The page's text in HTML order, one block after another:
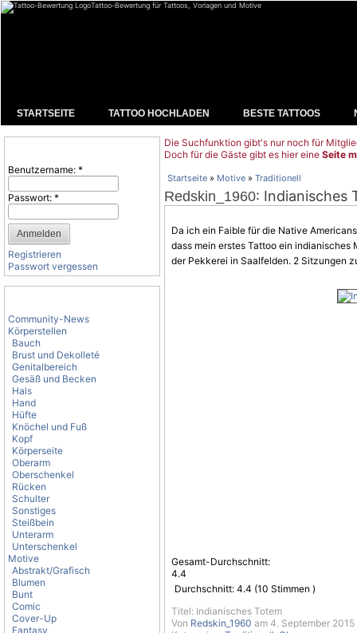
Tattoo-Bewertung für Tattoos, Vorlagen und Motive
STARTSEITE TATTOO HOCHLADEN BESTE TATTOOS
Benutzername: *
Passwort: *
Registrieren
Passwort vergessen
Community-News
Körperstellen
Bauch
Brust und Dekolleté
Genitalbereich
Gesäß und Becken
Hals
Hand
Hüfte
Knöchel und Fuß
Kopf
Körperseite
Oberarm
Oberschenkel
Rücken
Schulter
Sonstiges
Steißbein
Unterarm
Unterschenkel
Motive
Abstrakt/Grafisch
Blumen
Bunt
Comic
Cover-Up
Fantasy
Die Suchfunktion gibt's nur noch für
Doch für die Gäste gibt es hier eine Seite
Startseite » Motive » Traditionell
Redskin_1960: Indianisches
Da ich ein Faible für die Native
dass mein erstes Tattoo ein indianisches
der Pekkerei in Saalfelden. 2 Sitzungen
Gesamt-Durchschnitt:
4.4
Durchschnitt: 4.4 (10 Stimmen )
Titel: Indianisches Totem
Von Redskin_1960 am 4. September